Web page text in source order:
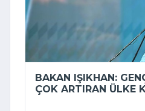
BAKAN IŞIKHAN:
ÇOK ARTIRAN ÜLKE